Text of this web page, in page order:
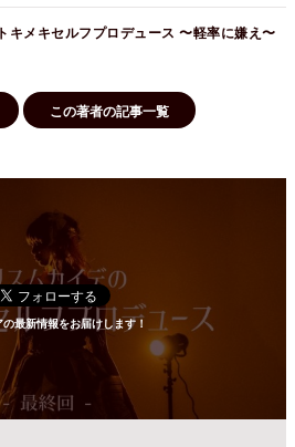
キメキセルフプロデュース 〜軽率に嫌え〜
この著者の記事一覧
最新情報をお届けします！